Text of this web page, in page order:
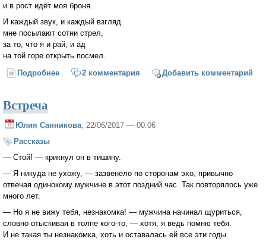
и в рост идёт моя броня.
И каждый звук, и каждый взгляд
мне посылают сотни стрел,
за то, что я и рай, и ад
на той горе открыть посмел.
Подробнее о На той горе
2 комментария Добавить комментарий
Встреча
Юлия Санникова, 22/06/2017 — 00:06
Рассказы
— Стой! — крикнул он в тишину.
— Я никуда не ухожу, — зазвенело по сторонам эхо, привычно
отвечая одинокому мужчине в этот поздний час. Так повторялось уже
много лет.
— Но я не вижу тебя, незнакомка! — мужчина начинал щуриться,
словно отыскивая в толпе кого-то, — хотя, я ведь помню тебя.
И не такая ты незнакомка, хоть и оставалась ей все эти годы.